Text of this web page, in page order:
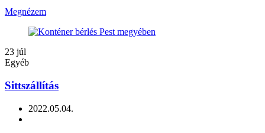
Megnézem
23 júl
Egyéb
Sittszállítás
2022.05.04.